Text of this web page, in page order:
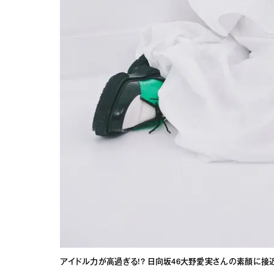
アイドル力が高過ぎる!? 日向坂46大野愛実さんの素顔に